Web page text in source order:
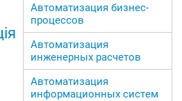
Автоматизация бизнес-
процессов
Автоматизация
инженерных расчетов
Автоматизация
информационных систем